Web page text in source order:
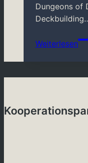
Dungeons of
Weiterlesen